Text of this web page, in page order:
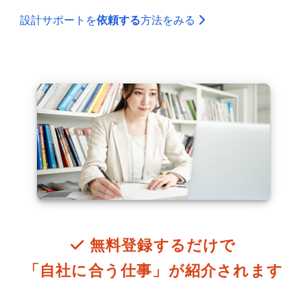
設計サポートを依頼する方法をみる
無料登録するだけで
「自社に合う仕事」が紹介されます